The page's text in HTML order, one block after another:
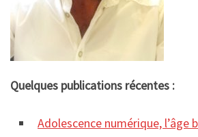
Quelques publications récentes :
Adolescence numérique, l’âge